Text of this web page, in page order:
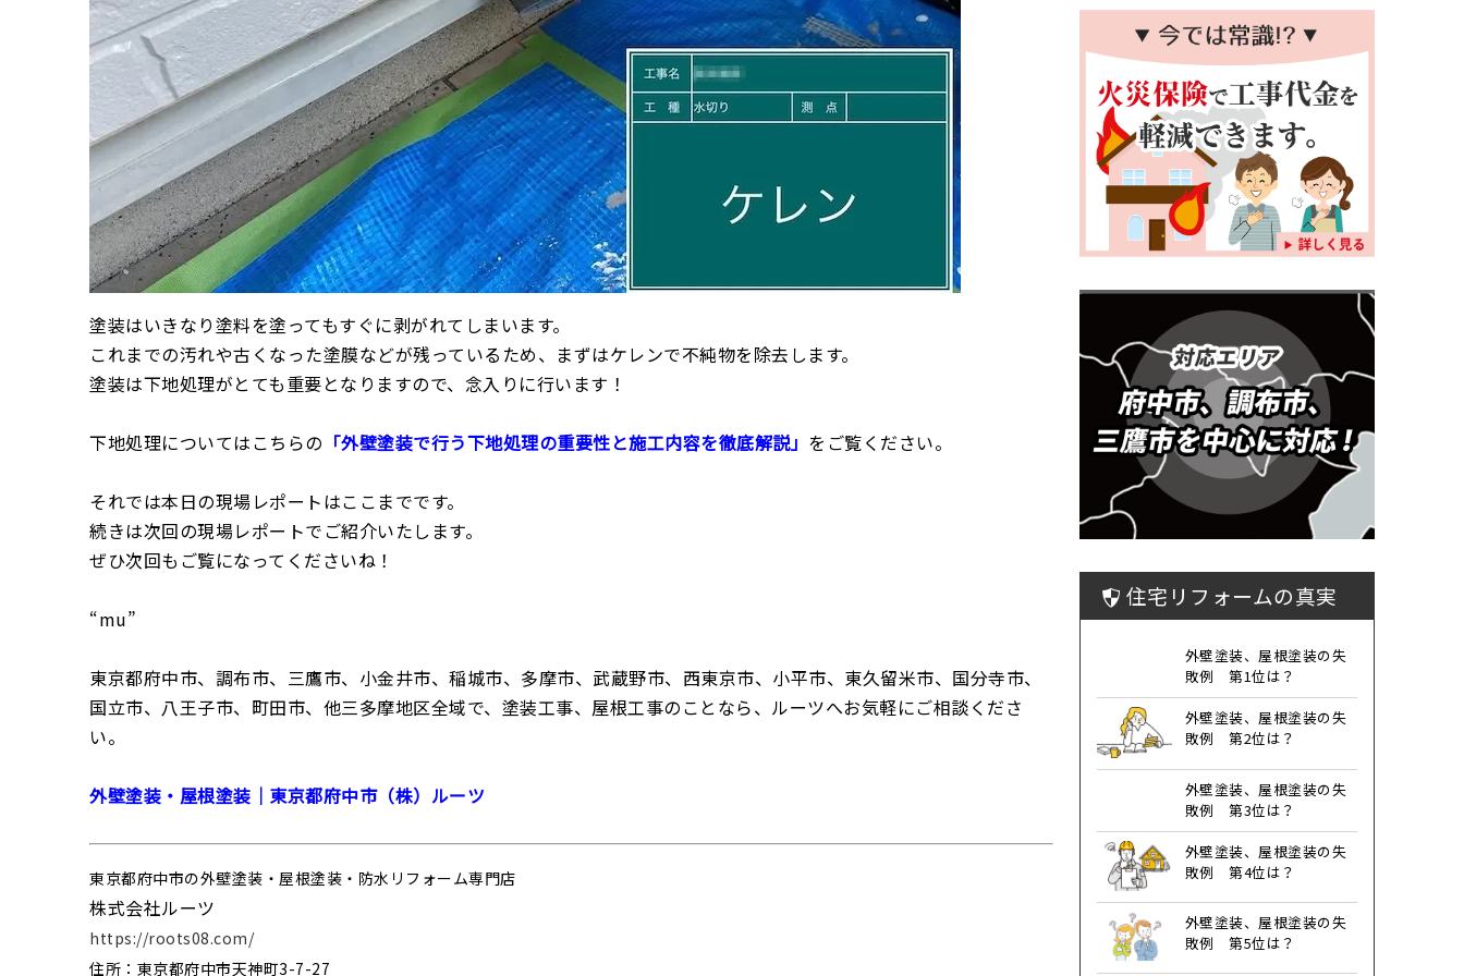
塗装はいきなり塗料を塗ってもすぐに剥がれてしまいます。
これまでの汚れや古くなった塗膜などが残っているため、まずはケレンで不純物を除去します。
塗装は下地処理がとても重要となりますので、念入りに行います！
下地処理についてはこちらの 「外壁塗装で行う下地処理の重要性と施工内容を徹底解説」 をご覧ください。
それでは本日の現場レポートはここまでです。
続きは次回の現場レポートでご紹介いたします。
ぜひ次回もご覧になってくださいね！
“mu”
東京都府中市、調布市、三鷹市、小金井市、稲城市、多摩市、武蔵野市、西東京市、小平市、東久留米市、国分寺市、
国立市、八王子市、町田市、他三多摩地区全域で、塗装工事、屋根工事のことなら、ルーツへお気軽にご相談くださ
い。
外壁塗装・屋根塗装｜東京都府中市（株）ルーツ
東京都府中市の外壁塗装・屋根塗装・防水リフォーム専門店
株式会社ルーツ
https://roots08.com/
住所：東京都府中市天神町3-7-27
住宅リフォームの真実
外壁塗装、屋根塗装の失
敗例 第1位は？
外壁塗装、屋根塗装の失
敗例 第2位は？
外壁塗装、屋根塗装の失
敗例 第3位は？
外壁塗装、屋根塗装の失
敗例 第4位は？
外壁塗装、屋根塗装の失
敗例 第5位は？